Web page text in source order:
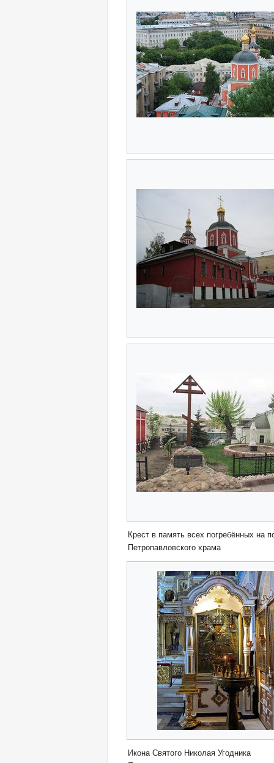
Крест в память всех погребённых на
Петропавловского храма
Икона Святого Николая Угодника